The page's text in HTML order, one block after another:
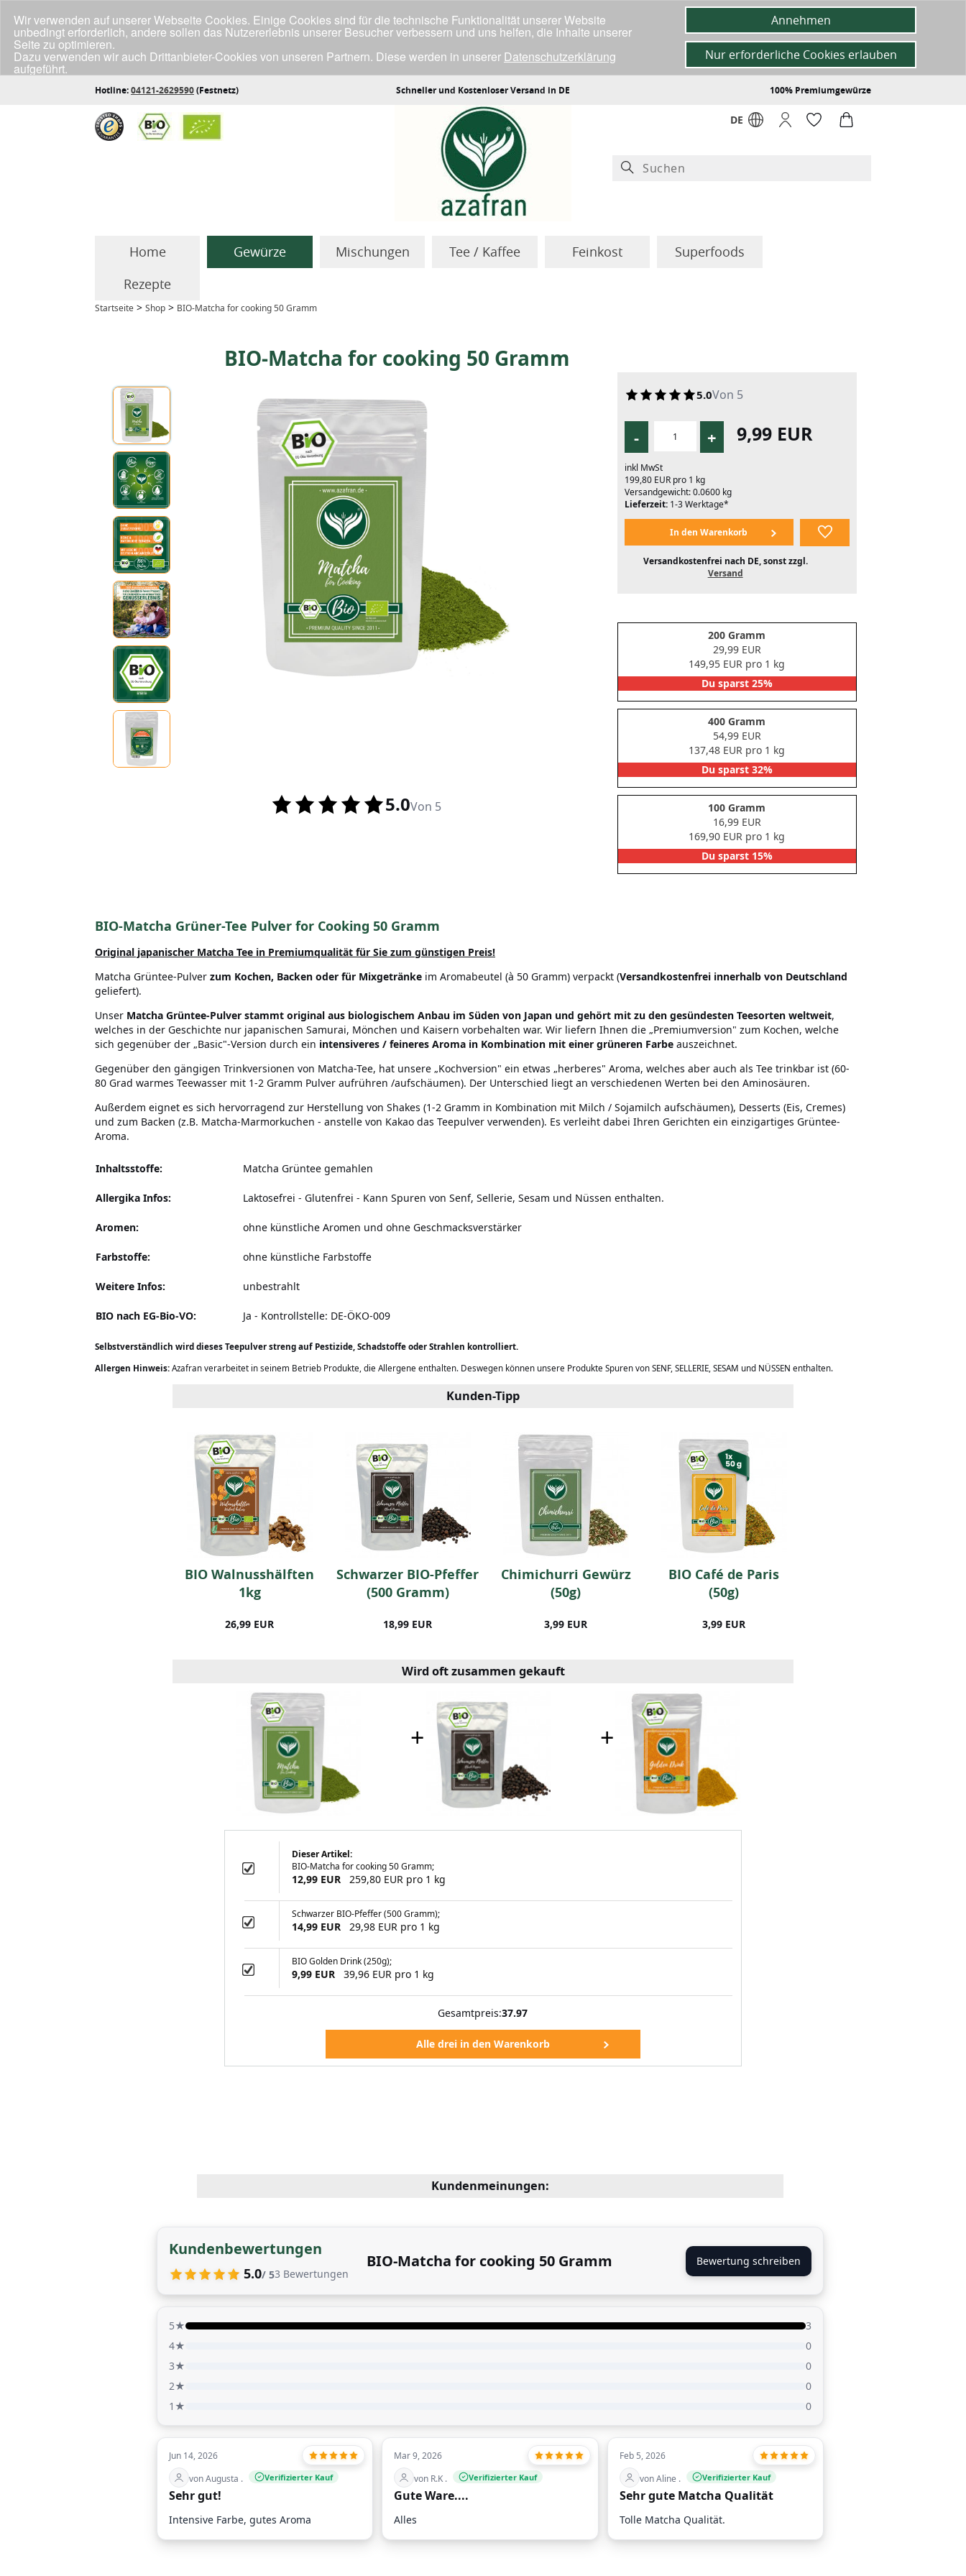
Hotline:04121-2629590(Festnetz) Schneller und Kostenloser Versand in DE 100% Premiumgewürze
DE
Home Gewürze Mischungen Tee / Kaffee Feinkost
Superfoods
Rezepte
Startseite > Shop > BIO-Matcha for cooking 50 Gramm
BIO-Matcha for cooking 50 Gramm
5.0Von 5
5.0Von 5
- + 9,99 EUR
inkl MwSt
199,80 EUR pro 1 kg
Versandgewicht: 0.0600 kg
Lieferzeit:1-3 Werktage*
Versandkostenfrei nach DE, sonst zzgl.
Versand
200 Gramm
29,99 EUR
149,95 EUR pro 1 kg
Du sparst 25%
400 Gramm
54,99 EUR
137,48 EUR pro 1 kg
Du sparst 32%
100 Gramm
16,99 EUR
169,90 EUR pro 1 kg
Du sparst 15%
BIO-Matcha Grüner-Tee Pulver for Cooking 50 Gramm
Original japanischer Matcha Tee in Premiumqualität für Sie zum günstigen Preis!
Matcha Grüntee-Pulver zum Kochen, Backen oder für Mixgetränke im Aromabeutel (à 50 Gramm) verpackt (Versandkostenfrei innerhalb von Deutschland
geliefert).
Unser Matcha Grüntee-Pulver stammt original aus biologischem Anbau im Süden von Japan und gehört mit zu den gesündesten Teesorten weltweit,
welches in der Geschichte nur japanischen Samurai, Mönchen und Kaisern vorbehalten war. Wir liefern Ihnen die „Premiumversion" zum Kochen, welche
sich gegenüber der „Basic"-Version durch ein intensiveres / feineres Aroma in Kombination mit einer grüneren Farbe auszeichnet.
Gegenüber den gängigen Trinkversionen von Matcha-Tee, hat unsere „Kochversion" ein etwas „herberes" Aroma, welches aber auch als Tee trinkbar ist (60-
80 Grad warmes Teewasser mit 1-2 Gramm Pulver aufrühren /aufschäumen). Der Unterschied liegt an verschiedenen Werten bei den Aminosäuren.
Außerdem eignet es sich hervorragend zur Herstellung von Shakes (1-2 Gramm in Kombination mit Milch / Sojamilch aufschäumen), Desserts (Eis, Cremes)
und zum Backen (z.B. Matcha-Marmorkuchen - anstelle von Kakao das Teepulver verwenden). Es verleiht dabei Ihren Gerichten ein einzigartiges Grüntee-
Aroma.
Inhaltsstoffe: Matcha Grüntee gemahlen
Allergika Infos: Laktosefrei - Glutenfrei - Kann Spuren von Senf, Sellerie, Sesam und Nüssen enthalten.
Aromen: ohne künstliche Aromen und ohne Geschmacksverstärker
Farbstoffe: ohne künstliche Farbstoffe
Weitere Infos: unbestrahlt
BIO nach EG-Bio-VO: Ja - Kontrollstelle: DE-ÖKO-009
Selbstverständlich wird dieses Teepulver streng auf Pestizide, Schadstoffe oder Strahlen kontrolliert.
Allergen Hinweis: Azafran verarbeitet in seinem Betrieb Produkte, die Allergene enthalten. Deswegen können unsere Produkte Spuren von SENF, SELLERIE, SESAM und NÜSSEN enthalten.
Kunden-Tipp
BIO Walnusshälften
1kg
26,99 EUR
Schwarzer BIO-Pfeffer
(500 Gramm)
18,99 EUR
Chimichurri Gewürz
(50g)
3,99 EUR
BIO Café de Paris
(50g)
3,99 EUR
Wird oft zusammen gekauft
+ +
Dieser Artikel:
BIO-Matcha for cooking 50 Gramm;
12,99 EUR 259,80 EUR pro 1 kg
Schwarzer BIO-Pfeffer (500 Gramm);
14,99 EUR 29,98 EUR pro 1 kg
BIO Golden Drink (250g);
9,99 EUR 39,96 EUR pro 1 kg
Gesamtpreis:37.97
Kundenmeinungen:
Kundenbewertungen
5.0/ 53 Bewertungen
BIO-Matcha for cooking 50 Gramm Bewertung schreiben
5★
3
4★
0
3★
0
2★
0
1★
0
Jun 14, 2026
von Augusta .
Verifizierter Kauf
Sehr gut!
Intensive Farbe, gutes Aroma
Mar 9, 2026
von R.K .
Verifizierter Kauf
Gute Ware....
Alles
Feb 5, 2026
von Aline .
Verifizierter Kauf
Sehr gute Matcha Qualität
Tolle Matcha Qualität.
Wir verwenden auf unserer Webseite Cookies. Einige Cookies sind für die technische Funktionalität unserer Website
unbedingt erforderlich, andere sollen das Nutzererlebnis unserer Besucher verbessern und uns helfen, die Inhalte unserer
Seite zu optimieren.
Dazu verwenden wir auch Drittanbieter-Cookies von unseren Partnern. Diese werden in unserer Datenschutzerklärung
aufgeführt.
Klicke unten auf "Annehmen", wenn du mit der Verwendung aller Cookies einverstanden bist.
Annehmen
Nur erforderliche Cookies erlauben